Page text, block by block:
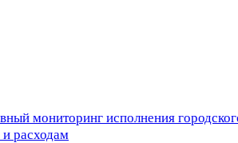
мониторинг исполнения
расходам